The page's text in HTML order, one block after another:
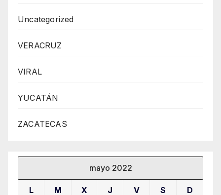
Uncategorized
VERACRUZ
VIRAL
YUCATÁN
ZACATECAS
mayo 2022
L M X J V S D